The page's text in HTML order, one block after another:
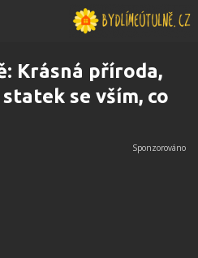
Krásná příroda,
se vším, co